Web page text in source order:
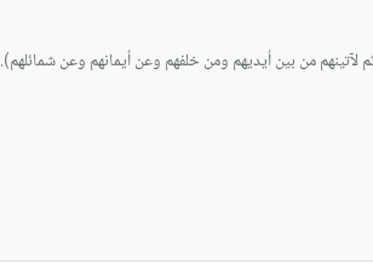
من بين أيديهم ومن خلفهم وعن أيمانهم وعن شمائلهم).